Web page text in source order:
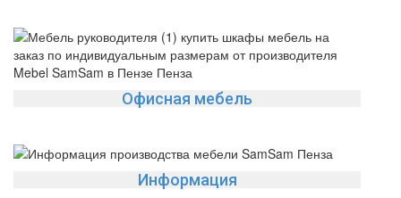
Офисная мебель
Информация